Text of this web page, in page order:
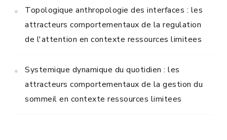
Topologique anthropologie des interfaces : les
attracteurs comportementaux de la regulation
de l'attention en contexte ressources limitees
Systemique dynamique du quotidien : les
attracteurs comportementaux de la gestion du
sommeil en contexte ressources limitees